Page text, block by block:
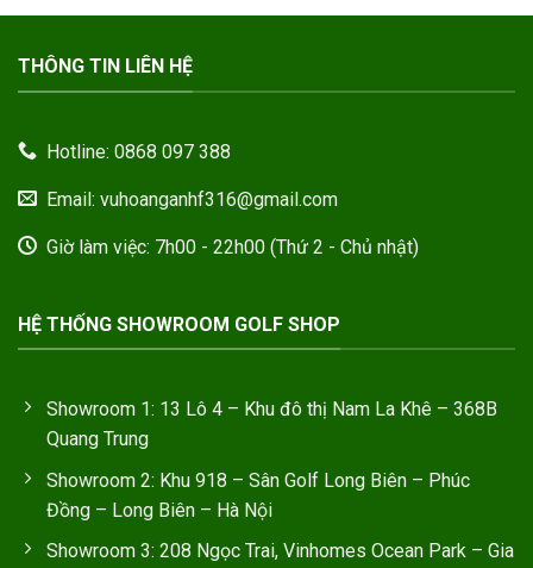
THÔNG TIN LIÊN HỆ
Hotline: 0868 097 388
Email: vuhoanganhf316@gmail.com
Giờ làm việc: 7h00 - 22h00 (Thứ 2 - Chủ nhật)
HỆ THỐNG SHOWROOM GOLF SHOP
Showroom 1: 13 Lô 4 – Khu đô thị Nam La Khê – 368B
Quang Trung
Showroom 2: Khu 918 – Sân Golf Long Biên – Phúc
Đồng – Long Biên – Hà Nội
Showroom 3: 208 Ngọc Trai, Vinhomes Ocean Park – Gia